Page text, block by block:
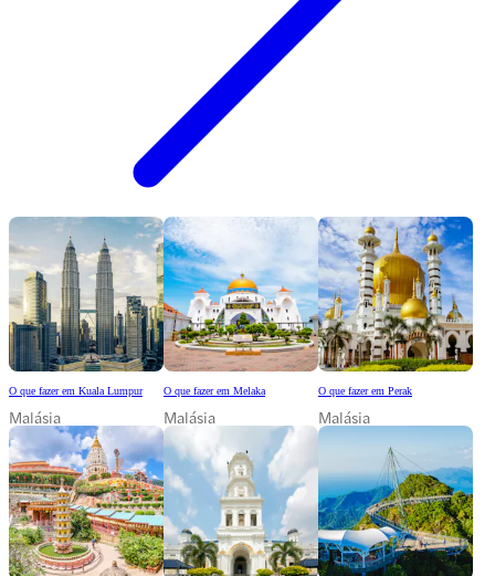
O que fazer em Kuala Lumpur
Malásia
O que fazer em Melaka
Malásia
O que fazer em Perak
Malásia